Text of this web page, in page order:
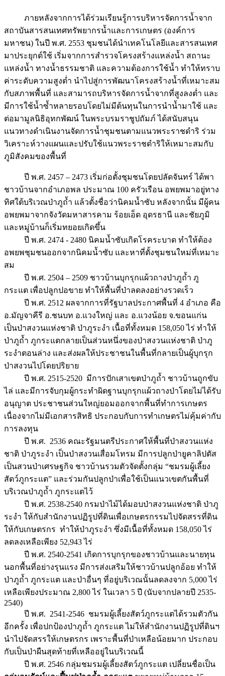
ภายหลังจากการได้ร่วมเรียนรู้การบริหารจัดการน้ำจาก
สถาบันสารสนเทศทรัพยากรน้ำและการเกษตร (องค์การ
มหาชน) ในปี พ.ศ. 2553 ชุมชนได้นำเทคโนโลยีและสารสนเทศ
มาประยุกต์ใช้ เริ่มจากการสำรวจโครงสร้างแหล่งน้ำ สถานะ
แหล่งน้ำ ทางน้ำธรรมชาติ และความต้องการใช้น้ำ ทำให้ทราบ
ค่าระดับความสูงต่ำ นำไปสู่การพัฒนาโครงสร้างน้ำที่เหมาะสม
กับสภาพพื้นที่ และสามารถบริหารจัดการน้ำจากที่สูงลงต่ำ และ
มีการใช้น้ำซ้ำหลายรอบโดยไม่มีต้นทุนในการนำน้ำมาใช้ และ
ต่อมามูลนิธิอุทกพัฒน์ ในพระบรมราชูปถัมภ์ ได้สนับสนุน
แนวทางดำเนินงานจัดการน้ำชุมชนตามแนวพระราชดำริ ร่วม
วิเคราะห์วางแผนและปรับใช้แนวพระราชดำริให้เหมาะสมกับ
ภูมิสังคมของพื้นที่
ปี พ.ศ. 2457 – 2473 เริ่มก่อตั้งชุมชนโดยปลัดจันทร์ ได้พา
ชาวบ้านจากอำเภอพล ประมาณ 100 ครัวเรือน อพยพมาอยู่ทาง
ทิศใต้บริเวณป่าภูถ้ำ แล้วตั้งชื่อว่านิคมน้ำซับ หลังจากนั้น มีผู้คน
อพยพมาจากจังวัดมหาสารคาม ร้อยเอ็ด อุดรธานี และชัยภูมิ
และหมู่บ้านก็เริ่มทยอยเกิดขึ้น
ปี พ.ศ. 2474 - 2480 นิคมน้ำซับเกิดโรคระบาด ทำให้ต้อง
อพยพชุมชนออกจากนิคมน้ำซับ และหาที่ตั้งชุมชนใหม่ที่เหมาะ
สม
ปี พ.ศ. 2504 – 2509 ชาวบ้านบุกรุกแผ้วถางป่าภูถ้ำ ภู
กระแต เพื่อปลูกปอขาย ทำให้พื้นที่ป่าลดลงอย่างรวดเร็ว
ปี พ.ศ. 2512 ผลจากการที่รัฐบาลประกาศพื้นที่ 4 อำเภอ คือ
อ.มัญจาคีรี อ.ชนบท อ.แวงใหญ่ และ อ.แวงน้อย จ.ขอนแก่น
เป็นป่าสงวนแห่งชาติ ป่าภูระงำ เนื้อที่ทั้งหมด 158,050 ไร่ ทำให้
ป่าภูถ้ำ ภูกระแตกลายเป็นส่วนหนึ่งของป่าสงวนแห่งชาติ ป่าภู
ระงำตอนล่าง และส่งผลให้ประชาชนในพื้นที่กลายเป็นผู้บุกรุก
ป่าสงวนไปโดยปริยาย
ปี พ.ศ. 2515-2520 มีการปักเสาเขตป่าภูถ้ำ ชาวบ้านถูกขับ
ไล่ และมีการจับกุมผู้กระทำผิดฐานบุกรุกแผ้วถางป่าโดยไม่ได้รับ
อนุญาต ประชาชนส่วนใหญ่ยอมออกจากพื้นที่ทำการเกษตร
เนื่องจากไม่มีเอกสารสิทธิ ประกอบกับการทำเกษตรไม่คุ้มค่ากับ
การลงทุน
ปี พ.ศ. 2536 คณะรัฐมนตรีประกาศให้พื้นที่ป่าสงวนแห่ง
ชาติ ป่าภูระงำ เป็นป่าสงวนเสื่อมโทรม มีการปลูกป่ายูคาลิปตัส
เป็นสวนป่าเศรษฐกิจ ชาวบ้านรวมตัวจัดตั้งกลุ่ม “ชมรมผู้เลี้ยง
สัตว์ภูกระแต” และร่วมกันปลูกป่าเพื่อใช้เป็นแนวเขตกันพื้นที่
บริเวณป่าภูถ้ำ ภูกระแตไว้
ปี พ.ศ. 2538-2540 กรมป่าไม้ได้มอบป่าสงวนแห่งชาติ ป่าภู
ระงำ ให้กับสำนักงานปฏิรูปที่ดินเพื่อเกษตรกรรมไปจัดสรรที่ดิน
ให้กับเกษตรกร ทำให้ป่าภูระงำ ซึ่งมีเนื้อที่ทั้งหมด 158,050 ไร่
ลดลงเหลือเพียง 52,943 ไร่
ปี พ.ศ. 2540-2541 เกิดการบุกรุกของชาวบ้านและนายทุน
นอกพื้นที่อย่างรุนแรง มีการส่งเสริมให้ชาวบ้านปลูกอ้อย ทำให้
ป่าภูถ้ำ ภูกระแต และป่าอื่นๆ ที่อยู่บริเวณนั้นลดลงจาก 5,000 ไร่
เหลือเพียงประมาณ 2,800 ไร่ ในเวลา 5 ปี (นับจากปลายปี 2535-
2540)
ปี พ.ศ. 2541-2546 ชมรมผู้เลี้ยงสัตว์ภูกระแตได้รวมตัวกัน
อีกครั้ง เพื่อปกป้องป่าภูถ้ำ ภูกระแต ไม่ให้สำนักงานปฏิรูปที่ดินฯ
นำไปจัดสรรให้เกษตรกร เพราะพื้นที่ป่าเหลือน้อยมาก ประกอบ
กับเป็นป่าผืนสุดท้ายที่เหลืออยู่ในบริเวณนี้
ปี พ.ศ. 2546 กลุ่มชมรมผู้เลี้ยงสัตว์ภูกระแต เปลี่ยนชื่อเป็น